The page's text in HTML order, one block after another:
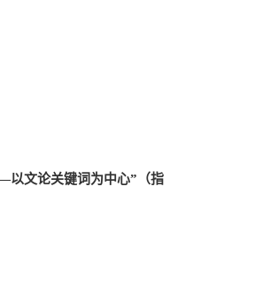
以文论关键词为中心”（指